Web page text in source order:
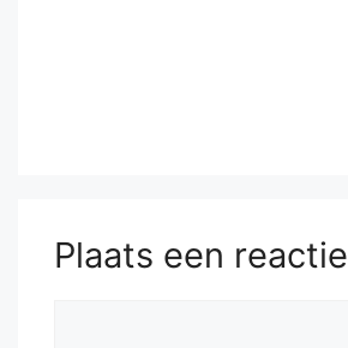
Plaats een reactie